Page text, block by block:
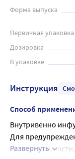
Форма выпуска
Первичная упаковка
Дозировка
В упаковке
Инструкция
Способ
Внутривенно
Для
Развернуть